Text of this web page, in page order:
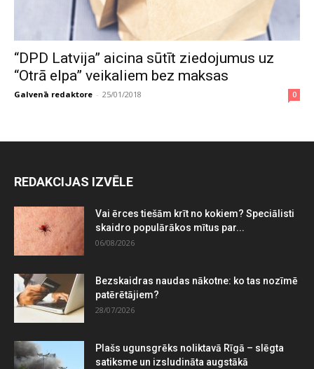
“DPD Latvija” aicina sūtīt ziedojumus uz
“Otrā elpa” veikaliem bez maksas
Galvenā redaktore - 25/01/2018 0
REDAKCIJAS IZVĒLE
Vai ērces tiešām krīt no kokiem? Speciālisti
skaidro populārākos mītus par...
06/08/2026
Bezskaidras naudas nākotne: ko tas nozīmē
patērētājiem?
28/07/2026
Plašs ugunsgrēks noliktavā Rīgā – slēgta
satiksme un izsludināta augstākā